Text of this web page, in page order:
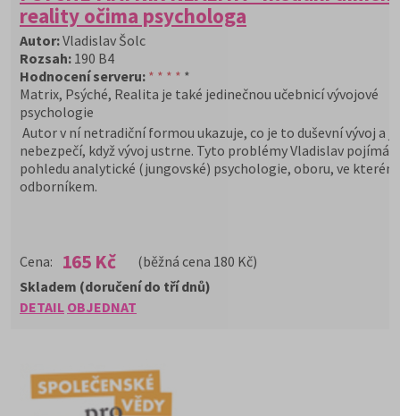
reality očima psychologa
Autor:Vladislav Šolc
Rozsah: 190 B4
Hodnocení serveru: * * * * *
Matrix, Psýché, Realita je také jedinečnou učebnicí vývojové
psychologie
Autor v ní netradiční formou ukazuje, co je to duševní vývoj a
nebezpečí, když vývoj ustrne. Tyto problémy Vladislav pojímá z
pohledu analytické (jungovské) psychologie, oboru, ve
odborníkem.
Cena: 165 Kč (běžná cena 180 Kč)
DETAIL OBJEDNAT
Skladem (doručení do tří dnů)